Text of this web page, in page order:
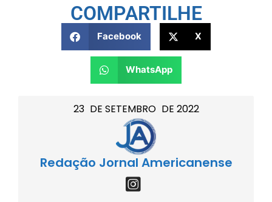
23 DE SETEMBRO DE 2022
Redação Jornal Americanense
COMPARTILHE
Facebook X
WhatsApp